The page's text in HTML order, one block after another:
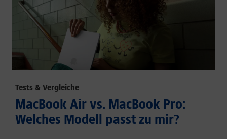
Tests & Vergleiche
MacBook Air vs. MacBook Pro:
Welches Modell passt zu mir?